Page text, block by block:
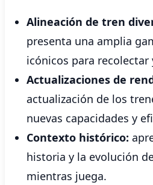
Alineación de tren
presenta una amplia
icónicos para recolectar
Actualizaciones de
actualización de los
nuevas capacidades y
Contexto histórico:
historia y la evolución
mientras juega.